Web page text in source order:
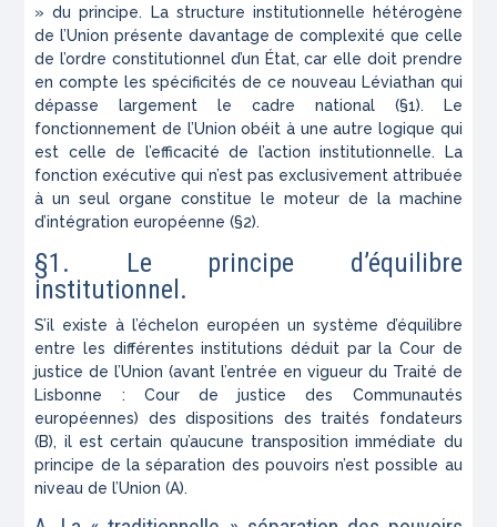
» du principe. La structure institutionnelle hétérogène
de l’Union présente davantage de complexité que celle
de l’ordre constitutionnel d’un État, car elle doit prendre
en compte les spécificités de ce nouveau Léviathan qui
dépasse largement le cadre national (§1). Le
fonctionnement de l’Union obéit à une autre logique qui
est celle de l’efficacité de l’action institutionnelle. La
fonction exécutive qui n’est pas exclusivement attribuée
à un seul organe constitue le moteur de la machine
d’intégration européenne (§2).
§1. Le principe d’équilibre
institutionnel.
S’il existe à l’échelon européen un système d’équilibre
entre les différentes institutions déduit par la Cour de
justice de l’Union (avant l’entrée en vigueur du Traité de
Lisbonne : Cour de justice des Communautés
européennes) des dispositions des traités fondateurs
(B), il est certain qu’aucune transposition immédiate du
principe de la séparation des pouvoirs n’est possible au
niveau de l’Union (A).